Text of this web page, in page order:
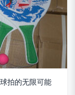
拍的无限可能